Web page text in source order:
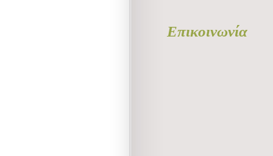
Επικοινωνία